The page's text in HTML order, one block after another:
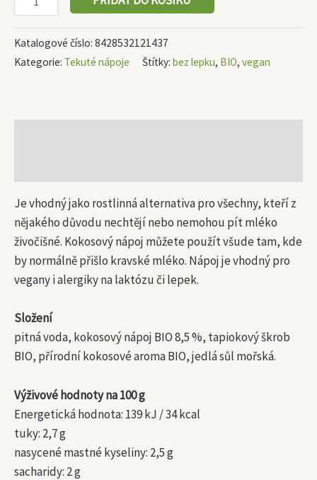
Katalogové číslo: 8428532121437
Kategorie: Tekuté nápoje Štítky: bez lepku, BIO, vegan
Je vhodný jako rostlinná alternativa pro všechny, kteří z
nějakého důvodu nechtějí nebo nemohou pít mléko
živočišné. Kokosový nápoj můžete použít všude tam, kde
by normálně přišlo kravské mléko. Nápoj je vhodný pro
vegany i alergiky na laktózu či lepek.
Složení
pitná voda, kokosový nápoj BIO 8,5 %, tapiokový škrob
BIO, přírodní kokosové aroma BIO, jedlá sůl mořská.
Výživové hodnoty na 100 g
Energetická hodnota: 139 kJ / 34 kcal
tuky: 2,7 g
nasycené mastné kyseliny: 2,5 g
sacharidy: 2 g